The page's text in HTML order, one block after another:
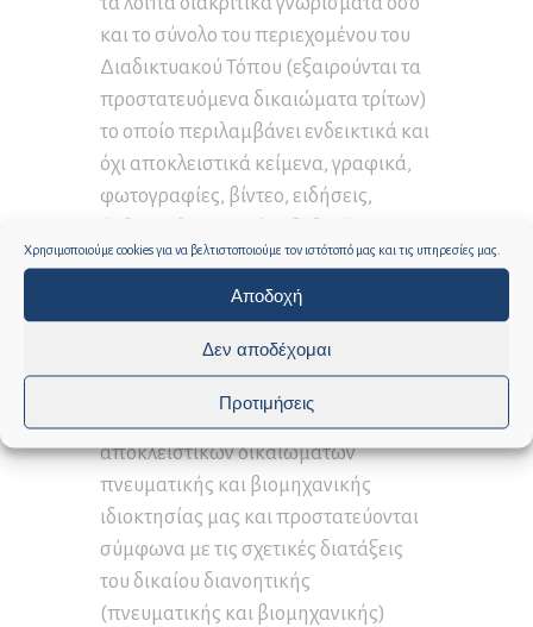
Χρησιμοποιούμε cookies για να βελτιστοποιούμε τον ιστότοπό μας και τις υπηρεσίες μας.
Αποδοχή
Δεν αποδέχομαι
Προτιμήσεις
και το σύνολο του περιεχομένου του
Διαδικτυακού Τόπου (εξαιρούνται τα
προστατευόμενα δικαιώματα τρίτων)
το οποίο περιλαμβάνει ενδεικτικά και
όχι αποκλειστικά κείμενα, γραφικά,
φωτογραφίες, βίντεο, ειδήσεις,
σχεδιαγράμματα, απεικονίσεις,
ονομασίες και περιγραφές
προϊόντων, υπηρεσιών, τη διεπαφή,
την παρουσίαση και τον τρόπο
αποκλειστικών δικαιωμάτων
πνευματικής και βιομηχανικής
ιδιοκτησίας μας και προστατεύονται
σύμφωνα με τις σχετικές διατάξεις
του δικαίου διανοητικής
(πνευματικής και βιομηχανικής)